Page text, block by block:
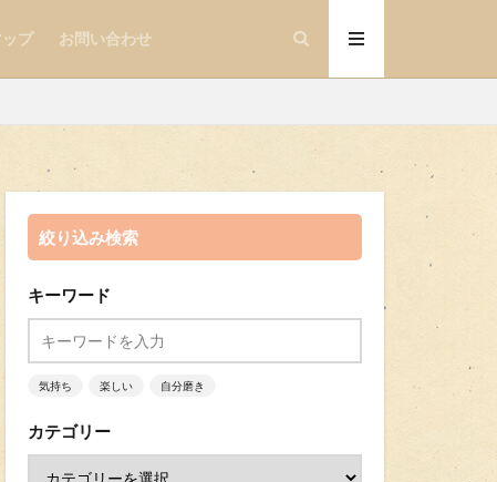
プ お問い合わせ
絞り込み検索
キーワード
気持ち 楽しい 自分磨き
カテゴリー